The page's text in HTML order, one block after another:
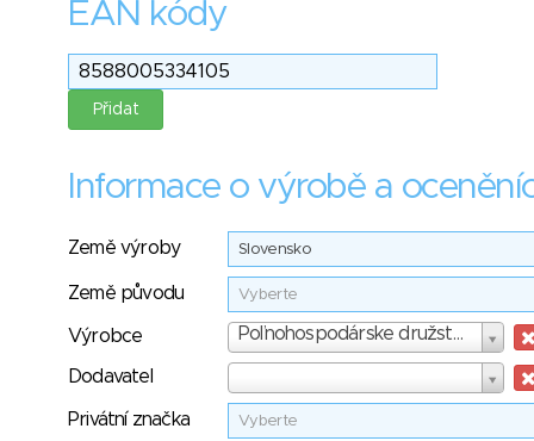
EAN kódy
Informace o výrobě a
Země výroby Slovensko
Země původu Vyberte
Výrobce Poľnohospodárske družstvo Tvrdošovice
Výrobce
Dodavatel
Privátní značka Vyberte